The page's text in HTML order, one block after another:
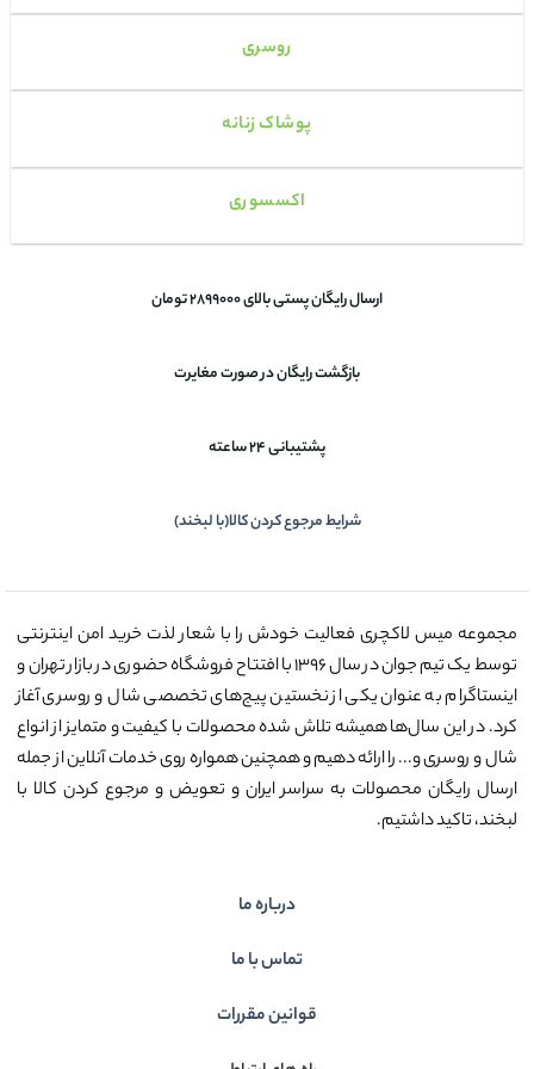
روسری
پوشاک زنانه
اکسسوری
ارسال رایگان پستی بالای 2899000 تومان
بازگشت رایگان در صورت مغایرت
پشتیبانی 24 ساعته
شرایط مرجوع کردن کالا(با لبخند)
مجموعه میس لاکچری فعالیت خودش را با شعار لذت خرید امن اینترنتی
توسط یک تیم جوان در سال ۱۳۹۶ با افتتاح فروشگاه حضوری در بازار تهران و
اینستاگرام به عنوان یکی از نخستین پیج‌های تخصصی شال و روسری آغاز
کرد. در این سال‌ها همیشه تلاش شده محصولات با کیفیت و متمایز از انواع
شال و روسری و... را ارائه دهیم و همچنین همواره روی خدمات آنلاین از جمله
ارسال رایگان محصولات به سراسر ایران و تعویض و مرجوع کردن کالا با
لبخند، تاکید داشتیم.
درباره ما
تماس با ما
قوانین مقررات